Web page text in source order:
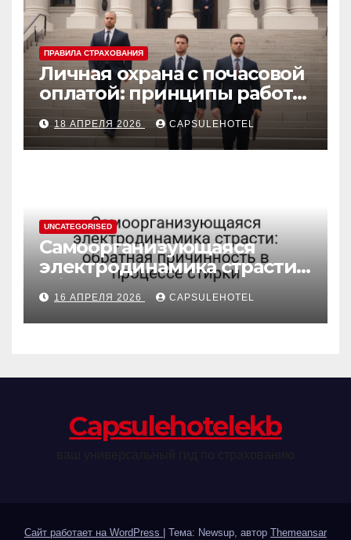
ПРАВИЛА СТРАХОВАНИЯ
Личная охрана с почасовой
оплатой: принципы работы
и правовые аспекты
18 АПРЕЛЯ 2026 CAPSULEHOTEL
UNCATEGORISED
Самоорганизующаяся
электродинамика страсти:
обратная причинность в
процессе стирки
16 АПРЕЛЯ 2026 CAPSULEHOTEL
Сapsulehotelekb
Сайт работает на WordPress Тема: Newsup, автор Themeansar